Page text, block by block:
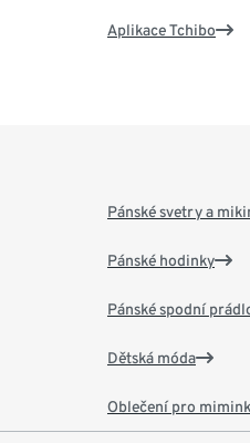
Aplikace Tchibo
Pánské svetry a
Pánské hodinky
Pánské spodní
Dětská móda
Oblečení pro